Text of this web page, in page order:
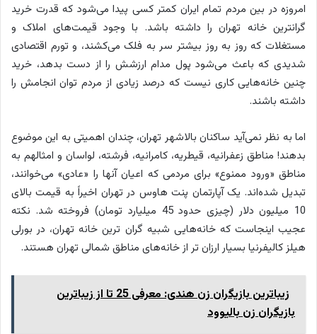
امروزه در بین مردم تمام ایران کمتر کسی پیدا می‌شود که قدرت خرید
گرانترین خانه تهران را داشته باشد. با وجود قیمت‌های املاک و
مستغلات که روز به روز بیشتر سر به فلک می‌کشند، و تورم اقتصادی
شدیدی که باعث می‌شود پول مدام ارزشش را از دست بدهد، خرید
چنین خانه‌هایی کاری نیست که درصد زیادی از مردم توان انجامش را
داشته باشند.
اما به نظر نمی‌آید ساکنان بالاشهر تهران، چندان اهمیتی به این موضوع
بدهند! مناطق زعفرانیه، قیطریه، کامرانیه، فرشته، لواسان و امثالهم به
مناطق «ورود ممنوع» برای مردمی که اعیان آنها را «عادی» می‌خوانند،
تبدیل شده‌اند. یک آپارتمان پنت هاوس در تهران اخیراً به قیمت بالای
10 میلیون دلار (چیزی حدود 45 میلیارد تومان) فروخته شد. نکته
عجیب اینجاست که خانه‌هایی شبیه گران ترین خانه تهران، در بورلی
هیلز کالیفرنیا بسیار ارزان تر از خانه‌های مناطق شمالی تهران هستند.
زیباترین بازیگران زن هندی: معرفی 25 تا از زیباترین
بازیگران زن بالیوود